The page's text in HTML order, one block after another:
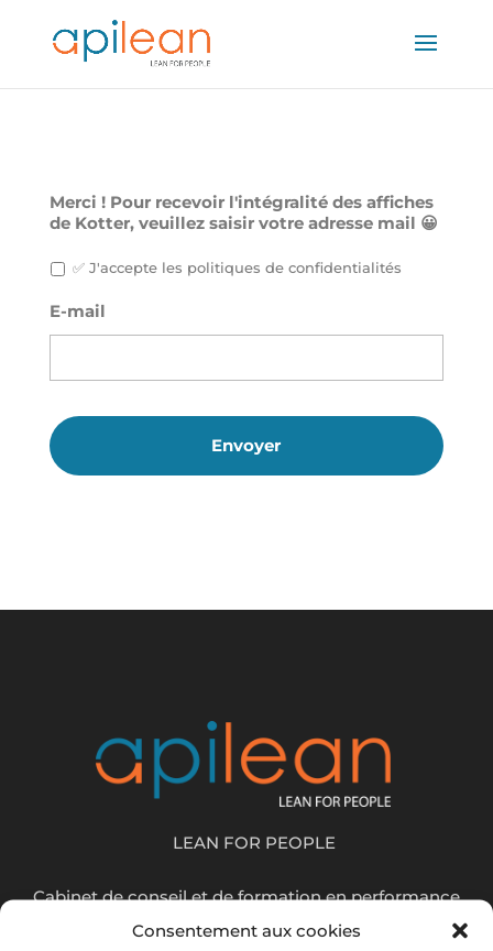
Consentement aux cookies
Merci ! Pour recevoir l'intégralité des affiches
de Kotter, veuillez saisir votre adresse mail 😀
✅ J'accepte les politiques de confidentialités
E-mail
LEAN FOR PEOPLE
Cabinet de conseil et de formation en performance
opérationnelle, nous valorisons le collaboratif, le fun